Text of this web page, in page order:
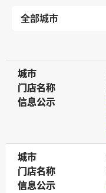
城市
城市
门店名称
门店名称
信息公示
信息公示
城市
城市
门店名称
门店名称
信息公示
信息公示